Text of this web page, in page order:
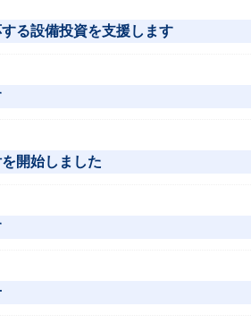
る設備投資を支援します
開始しました